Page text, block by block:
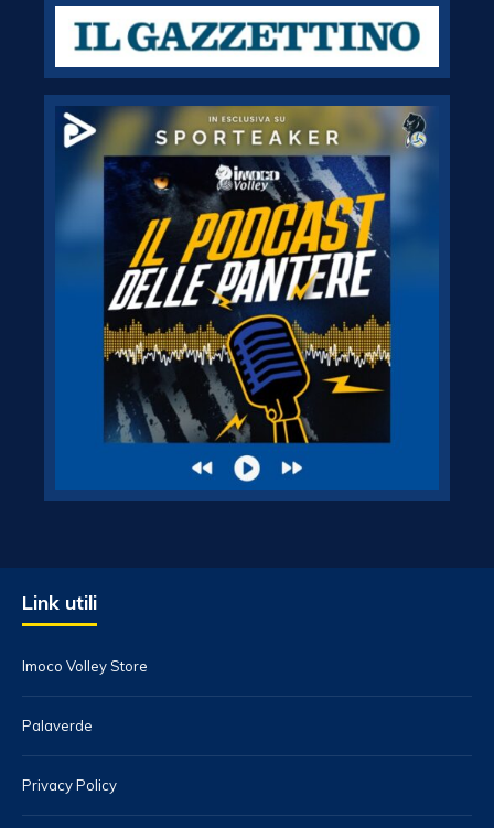
Link utili
Imoco Volley Store
Palaverde
Privacy Policy